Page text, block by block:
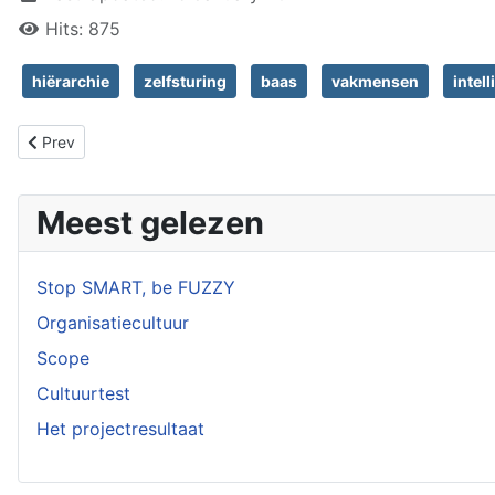
Hits: 875
hiërarchie zelfsturing baas vakmensen
Previous article: Over logica, emoties en perceptie
Prev
Meest gelezen
Stop SMART, be FUZZY
Organisatiecultuur
Scope
Cultuurtest
Het projectresultaat